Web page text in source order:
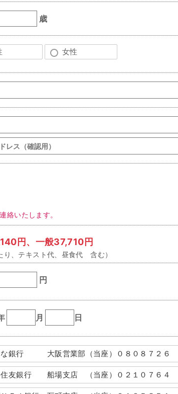
歳
女性
絡いたします。
円、一般37,710円
り、テキスト代、昼食代 含む）
円
月 日
な銀行 大阪営業部（当座）０８０８７２６
住友銀行 船場支店 （当座）０２１０７６４